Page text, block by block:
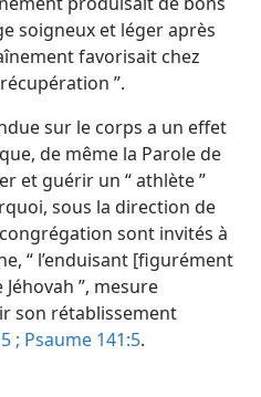
soigneux et léger après
favorisait chez
”.
sur le corps a un effet
de même la Parole de
et guérir un “ athlète ”
sous la direction de
sont invités à
“ l’enduisant [figurément
”, mesure
son rétablissement
; Psaume 141:5.